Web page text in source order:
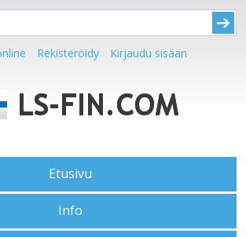
Rekisteröidy Kirjaudu sisään
Etusivu
Info